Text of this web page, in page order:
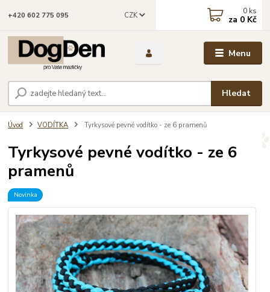
Menu
CZK
Hledat
+420 602 775 095 0 ks
za 0 Kč
Úvod VODÍTKA Tyrkysové pevné vodítko - ze 6 pramenů
Tyrkysové pevné vodítko - ze 6
pramenů
Novinka